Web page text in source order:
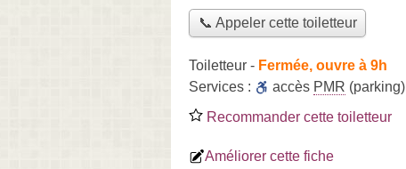
📞 Appeler cette toiletteur
Toiletteur - Fermée, ouvre à 9h
Services :
accès PMR (parking)
Recommander cette toiletteur
Améliorer cette fiche